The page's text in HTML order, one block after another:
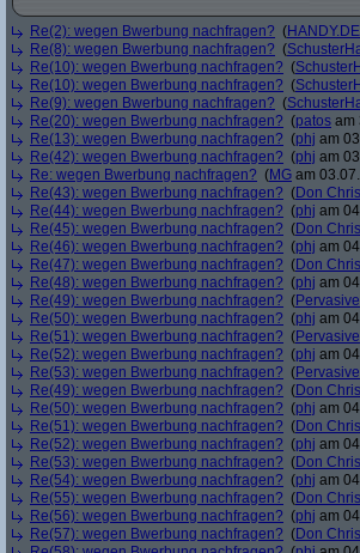
Re(2): wegen Bwerbung nachfragen? (
Re(8): wegen Bwerbung nachfragen? (
Re(10): wegen Bwerbung nachfragen? (
Re(10): wegen Bwerbung nachfragen? (
Re(9): wegen Bwerbung nachfragen? (
Re(20): wegen Bwerbung nachfragen? (patos am
Re(13): wegen Bwerbung nachfragen? (phj am
Re(42): wegen Bwerbung nachfragen? (phj am
Re: wegen Bwerbung nachfragen? (MG am
Re(43): wegen Bwerbung nachfragen? (Don Chris
Re(44): wegen Bwerbung nachfragen? (phj am
Re(45): wegen Bwerbung nachfragen? (Don Chris
Re(46): wegen Bwerbung nachfragen? (phj am
Re(47): wegen Bwerbung nachfragen? (Don Chris
Re(48): wegen Bwerbung nachfragen? (phj am
Re(49): wegen Bwerbung nachfragen? (Pervasive
Re(50): wegen Bwerbung nachfragen? (phj am
Re(51): wegen Bwerbung nachfragen? (Pervasive
Re(52): wegen Bwerbung nachfragen? (phj am
Re(53): wegen Bwerbung nachfragen? (Pervasive
Re(49): wegen Bwerbung nachfragen? (Don Chris
Re(50): wegen Bwerbung nachfragen? (phj am
Re(51): wegen Bwerbung nachfragen? (Don Chris
Re(52): wegen Bwerbung nachfragen? (phj am
Re(53): wegen Bwerbung nachfragen? (Don Chris
Re(54): wegen Bwerbung nachfragen? (phj am
Re(55): wegen Bwerbung nachfragen? (Don Chris
Re(56): wegen Bwerbung nachfragen? (phj am
Re(57): wegen Bwerbung nachfragen? (Don Chris